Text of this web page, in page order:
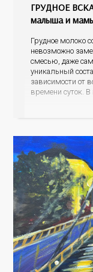
ГРУДНОЕ
малыша и
Грудное молоко
невозможно
смесью, даже
уникальный
зависимости от
времени суток.